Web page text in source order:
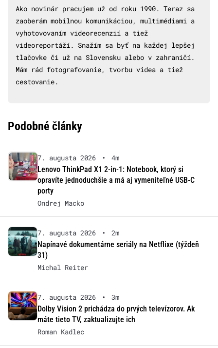
Ako novinár pracujem už od roku 1990. Teraz sa
zaoberám mobilnou komunikáciou, multimédiami a
vyhotovovaním videorecenzií a tiež
videoreportáží. Snažím sa byť na každej lepšej
tlačovke či už na Slovensku alebo v zahraničí.
Mám rád fotografovanie, tvorbu videa a tiež
cestovanie.
Podobné články
7. augusta 2026 •
4m
Lenovo ThinkPad X1 2-in-1: Notebook, ktorý si
opravíte jednoduchšie a má aj vymeniteľné USB-C
porty
Ondrej Macko
7. augusta 2026 •
2m
Napínavé dokumentárne seriály na Netflixe (týždeň
31)
Michal Reiter
7. augusta 2026 •
3m
Dolby Vision 2 prichádza do prvých televízorov. Ak
máte tieto TV, zaktualizujte ich
Roman Kadlec